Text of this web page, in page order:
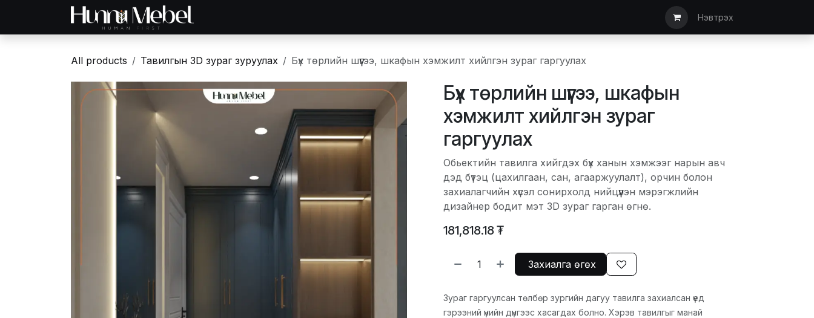
Түгээмэл асуулт Мэдээлэл
Нэвтрэх
All products Тавилгын 3D зураг зуруулах Бүх төрлийн шүүгээ, шкафын хэмжилт хийлгэн зураг гаргуулах
Бүх төрлийн шүүгээ, шкафын
хэмжилт хийлгэн зураг
гаргуулах
Обьектийн тавилга хийгдэх бүх ханын хэмжээг нарын авч
дэд бүтэц (цахилгаан, сан, агааржуулалт), орчин болон
захиалагчийн хүсэл сонирхолд нийцүүлэн мэрэгжлийн
дизайнер бодит мэт 3D зураг гарган өгнө.
181,818.18₮
Захиалга өгөх
Зураг гаргуулсан төлбөр зургийн дагуу тавилга захиалсан үед
гэрээний үнийн дүнгээс хасагдах болно. Хэрэв тавилгыг манай